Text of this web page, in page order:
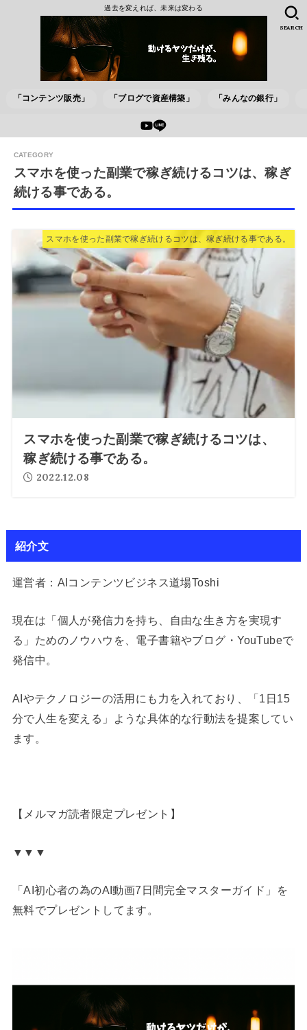
過去を変えれば、未来は変わる
「コンテンツ販売」 「ブログで資産構築」 「みんなの銀行」
SEARCH
スマホを使った副業で稼ぎ続けるコツは、稼ぎ
続ける事である。
スマホを使った副業で稼ぎ続けるコツは、稼ぎ続ける事である。
スマホを使った副業で稼ぎ続けるコツは、
稼ぎ続ける事である。
2022.12.08
紹介文
運営者：AIコンテンツビジネス道場Toshi
現在は「個人が発信力を持ち、自由な生き方を実現す
る」ためのノウハウを、電子書籍やブログ・YouTubeで
発信中。
AIやテクノロジーの活用にも力を入れており、「1日15
分で人生を変える」ような具体的な行動法を提案してい
ます。
【メルマガ読者限定プレゼント】
▼▼▼
「AI初心者の為のAI動画7日間完全マスターガイド」を
無料でプレゼントしてます。